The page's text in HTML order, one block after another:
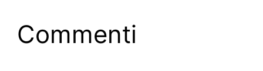
Commenti